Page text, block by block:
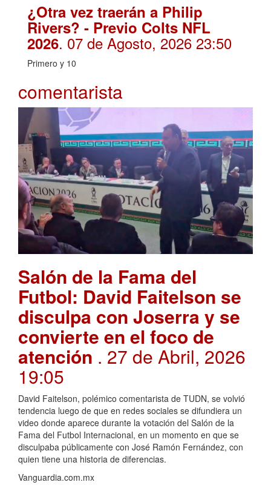
¿Otra vez traerán a Philip
Rivers? - Previo Colts NFL
2026. 07 de Agosto, 2026 23:50
Primero y 10
comentarista
Salón de la Fama del
Futbol: David Faitelson se
disculpa con Joserra y se
convierte en el foco de
atención . 27 de Abril, 2026
19:05
David Faitelson, polémico comentarista de TUDN, se volvió
tendencia luego de que en redes sociales se difundiera un
video donde aparece durante la votación del Salón de la
Fama del Futbol Internacional, en un momento en que se
disculpaba públicamente con José Ramón Fernández, con
quien tiene una historia de diferencias.
Vanguardia.com.mx